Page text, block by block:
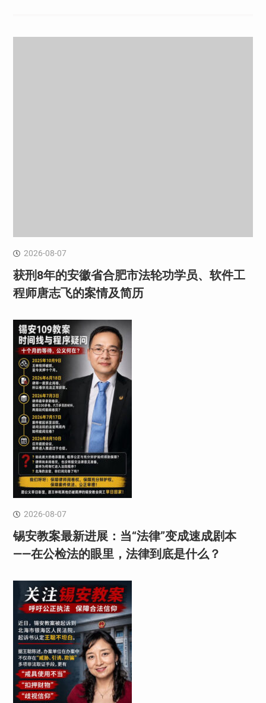
2026-08-07
获刑8年的安徽省合肥市法轮功学员、软件工
程师唐志飞的案情及简历
2026-08-07
锡安教案最新进展：当“法律”变成速成剧本
——在公检法的眼里，法律到底是什么？